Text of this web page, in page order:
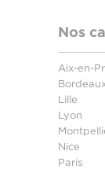
Nos
Aix-en-
Lille
Lyon
Nice
Paris